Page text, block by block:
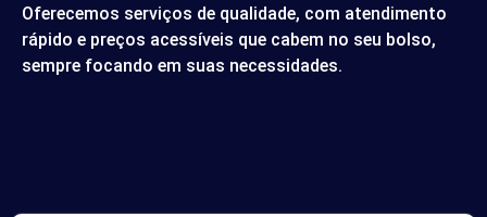
Oferecemos serviços de qualidade, com atendimento
rápido e preços acessíveis que cabem no seu bolso,
sempre focando em suas necessidades.